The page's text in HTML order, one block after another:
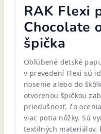
RAK Flexi
Chocolate
špička
Obľúbené detské
v prevedení Flexi sú
nosenie alebo do
otvorenou špičkou
priedušnosť, čo
viac potia nôžky. Sú
textilných materiálov,